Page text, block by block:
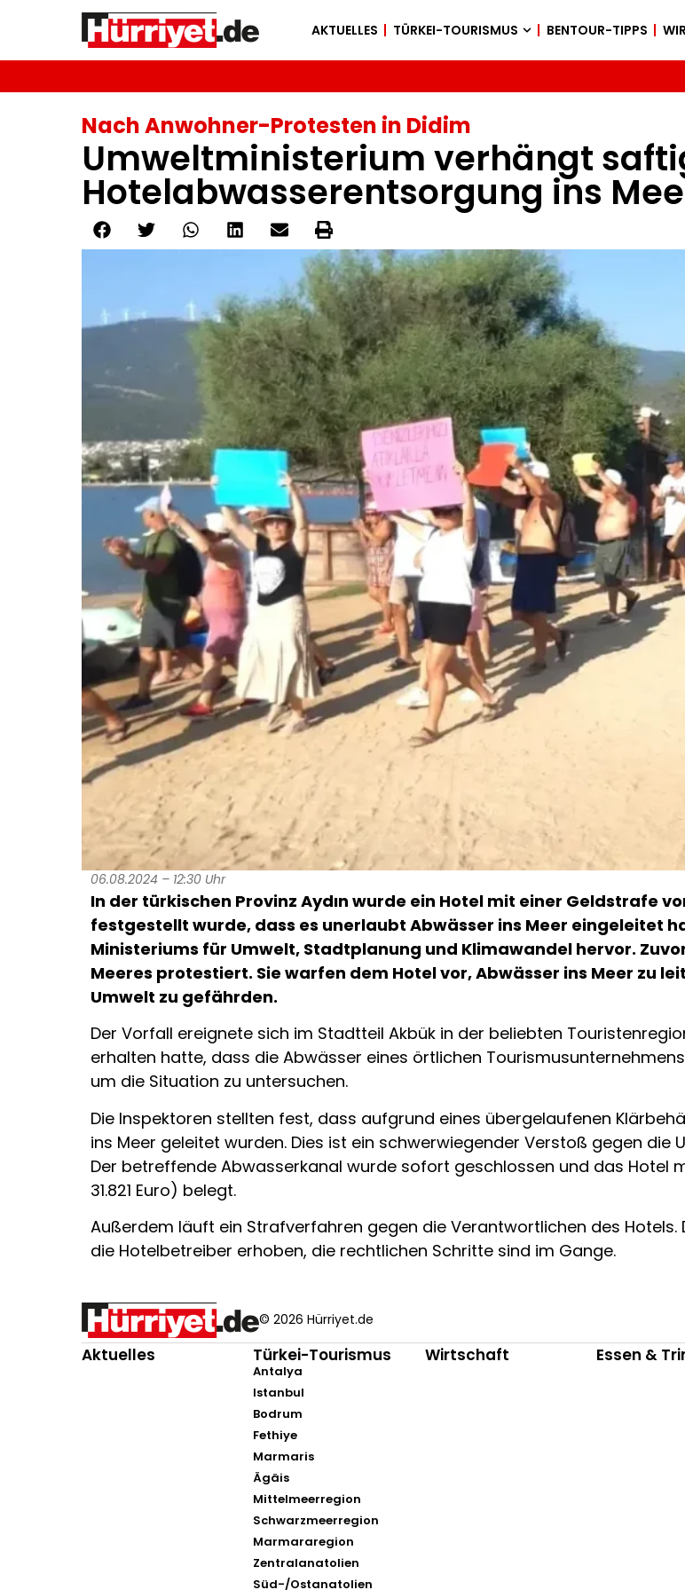
AKTUELLES TÜRKEI-TOURISMUS BENTOUR-TIPPS
Nach Anwohner-Protesten in Didim
Umweltministerium verhängt
Hotelabwasserentsorgung ins
06.08.2024 – 12:30 Uhr
In der türkischen Provinz Aydın wurde ein Hotel mit einer Geldstrafe
festgestellt wurde, dass es unerlaubt Abwässer ins Meer eingeleitet
Ministeriums für Umwelt, Stadtplanung und Klimawandel hervor.
Meeres protestiert. Sie warfen dem Hotel vor, Abwässer ins Meer zu
Umwelt zu gefährden.
Der Vorfall ereignete sich im Stadtteil Akbük in der beliebten
erhalten hatte, dass die Abwässer eines örtlichen
um die Situation zu untersuchen.
Die Inspektoren stellten fest, dass aufgrund eines übergelaufenen
ins Meer geleitet wurden. Dies ist ein schwerwiegender Verstoß gegen
Der betreffende Abwasserkanal wurde sofort geschlossen und das Hotel
31.821 Euro) belegt.
Außerdem läuft ein Strafverfahren gegen die Verantwortlichen des
die Hotelbetreiber erhoben, die rechtlichen Schritte sind im Gange.
© 2026 Hürriyet.de
Aktuelles Türkei-Tourismus
Antalya
Istanbul
Bodrum
Fethiye
Marmaris
Ägäis
Mittelmeerregion
Schwarzmeerregion
Marmararegion
Zentralanatolien
Süd-/Ostanatolien
Wirtschaft Essen &